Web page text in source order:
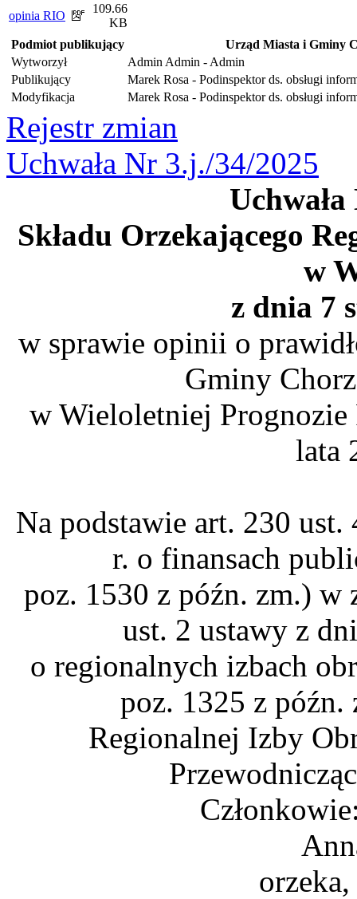
opinia RIO
109.66
KB
Podmiot publikujący
Urząd Miasta i Gminy
Wytworzył
Admin Admin - Admin
Publikujący
Marek Rosa - Podinspektor ds. obsługi
Modyfikacja
Marek Rosa - Podinspektor ds. obsługi
Rejestr zmian
Uchwała Nr 3.j./34/2025
Składu Orzekającego
w
z dnia 7
w sprawie opinii o
Gminy
w Wieloletniej
lata
Na podstawie art. 230
r. o finansach
poz. 1530 z późn. zm.)
ust. 2 ustawy z
o regionalnych izbach
poz. 1325 z późn.
Regionalnej Izby